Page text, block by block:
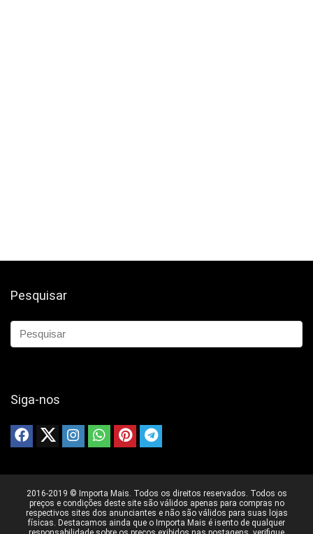
Pesquisar
Siga-nos
2016-2019 © Importa Mais. Todos os direitos reservados. Todos os
preços e condições deste site são válidos apenas para compras no
respectivos sites dos anunciantes e não são válidos para suas lojas
físicas. Destacamos ainda que o Importa Mais é isento de qualquer